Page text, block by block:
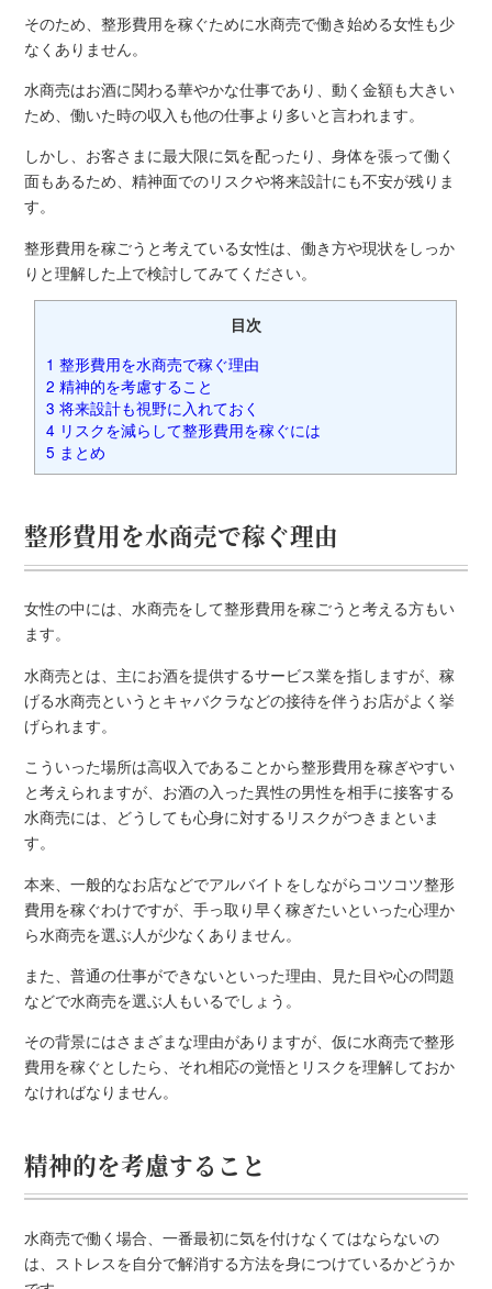
そのため、整形費用を稼ぐために水商売で働き始める女性も少
なくありません。
水商売はお酒に関わる華やかな仕事であり、動く金額も大きい
ため、働いた時の収入も他の仕事より多いと言われます。
しかし、お客さまに最大限に気を配ったり、身体を張って働く
面もあるため、精神面でのリスクや将来設計にも不安が残りま
す。
整形費用を稼ごうと考えている女性は、働き方や現状をしっか
りと理解した上で検討してみてください。
目次
1 整形費用を水商売で稼ぐ理由
2 精神的を考慮すること
3 将来設計も視野に入れておく
4 リスクを減らして整形費用を稼ぐには
5 まとめ
整形費用を水商売で稼ぐ理由
女性の中には、水商売をして整形費用を稼ごうと考える方もい
ます。
水商売とは、主にお酒を提供するサービス業を指しますが、稼
げる水商売というとキャバクラなどの接待を伴うお店がよく挙
げられます。
こういった場所は高収入であることから整形費用を稼ぎやすい
と考えられますが、お酒の入った異性の男性を相手に接客する
水商売には、どうしても心身に対するリスクがつきまといま
す。
本来、一般的なお店などでアルバイトをしながらコツコツ整形
費用を稼ぐわけですが、手っ取り早く稼ぎたいといった心理か
ら水商売を選ぶ人が少なくありません。
また、普通の仕事ができないといった理由、見た目や心の問題
などで水商売を選ぶ人もいるでしょう。
その背景にはさまざまな理由がありますが、仮に水商売で整形
費用を稼ぐとしたら、それ相応の覚悟とリスクを理解しておか
なければなりません。
精神的を考慮すること
水商売で働く場合、一番最初に気を付けなくてはならないの
は、ストレスを自分で解消する方法を身につけているかどうか